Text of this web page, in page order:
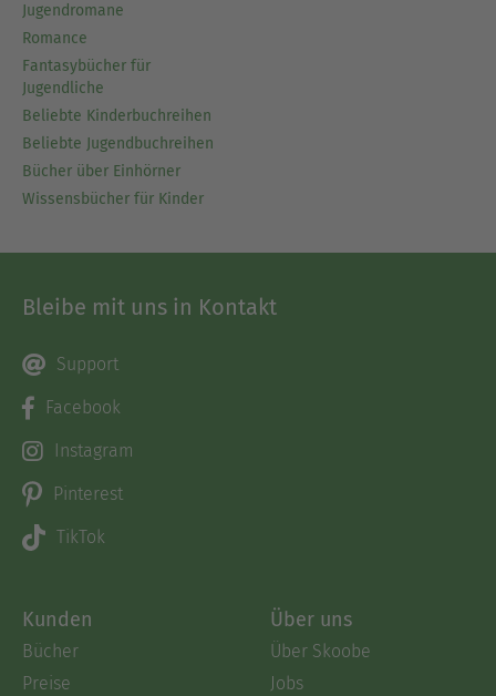
Jugendromane
Romance
Fantasybücher für
Jugendliche
Beliebte Kinderbuchreihen
Beliebte Jugendbuchreihen
Bücher über Einhörner
Wissensbücher für Kinder
Bleibe mit uns in Kontakt
Support
Facebook
Instagram
Pinterest
TikTok
Kunden
Bücher
Preise
Über uns
Über Skoobe
Jobs